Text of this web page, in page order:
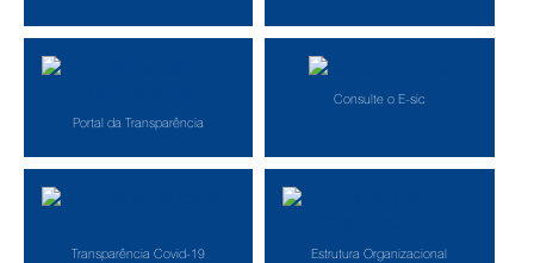
Portal da Transparência
Consulte o E-sic
Transparência Covid-19 Estrutura Organizacional